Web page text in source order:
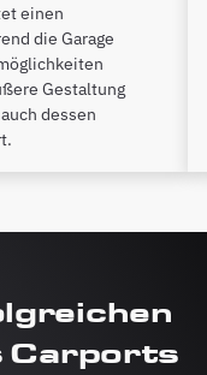
einen
die Garage
Gestaltung
dessen
Carports